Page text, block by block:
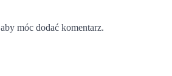
móc dodać komentarz.